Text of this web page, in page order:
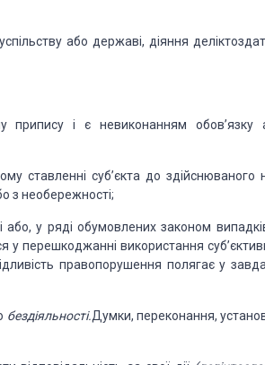
або державі, діяння делік
припису і є невиконанням обов’язку
ставленні суб’єкта до здійснюваного
з необережності;
або, у ряді обумовлених законом
уперешкоджанні використання
правопорушення полягає у
бездіяльності.Думки, переконання,